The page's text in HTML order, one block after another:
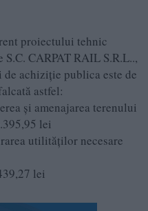
proiectului tehnic
CARPAT RAIL S.R.L..,
achiziție publica este de
astfel:
și amenajarea terenului
lei
utilităților necesare
lei